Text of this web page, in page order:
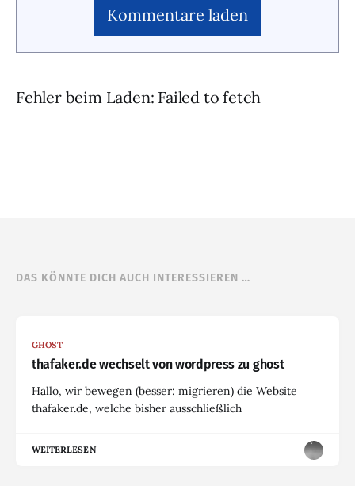
Kommentare laden
Fehler beim Laden: Failed to fetch
DAS KÖNNTE DICH AUCH INTERESSIEREN …
GHOST
thafaker.de wechselt von wordpress zu ghost
Hallo, wir bewegen (besser: migrieren) die Website
thafaker.de, welche bisher ausschließlich
WEITERLESEN